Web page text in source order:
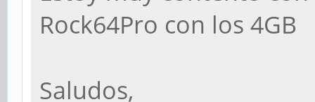
Rock64Pro con los 4GB
Saludos,